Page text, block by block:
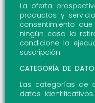
La oferta
productos y
consentimiento
ningún caso la
condicione la
suscripción.
CATEGORÍA DE
Las categorías de
datos identificativos.